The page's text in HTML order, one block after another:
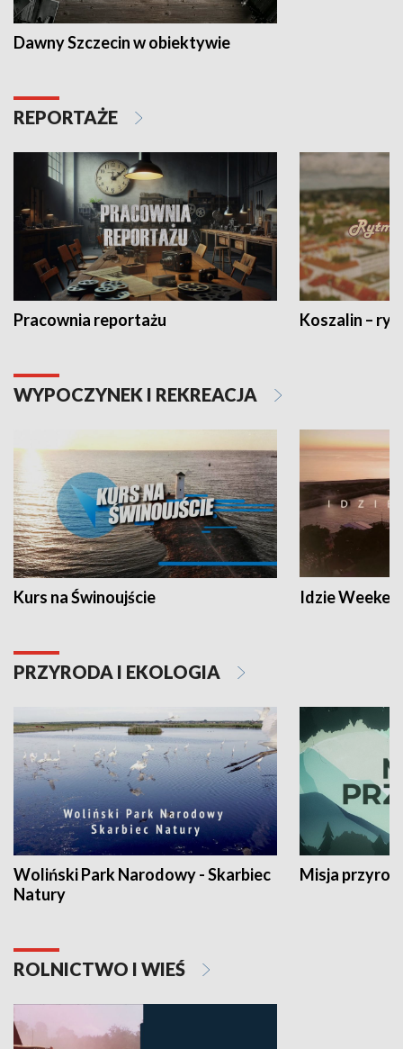
Dawny Szczecin w obiektywie
REPORTAŻE
Pracownia reportażu Koszalin –
WYPOCZYNEK I REKREACJA
Kurs na Świnoujście Idzie
PRZYRODA I EKOLOGIA
Woliński Park Narodowy - Skarbiec
Natury
Misja
ROLNICTWO I WIEŚ